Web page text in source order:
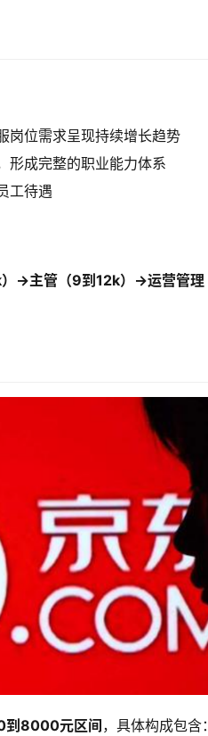
岗位需求呈现持续增长趋势
形成完整的职业能力体系
工待遇
→主管（9到12k）→运营管理
到8000元区间 ，具体构成包含：